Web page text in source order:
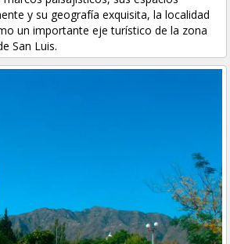
y su geografía exquisita, la localidad
un importante eje turístico de la zona
San Luis.